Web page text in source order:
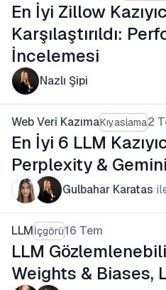
En İyi Zillow
Karşılaştırıldı:
İncelemesi
Nazlı Şipi
Web Veri KazımaKıyaslama2
En İyi 6 LLM
Perplexity & Gemini
Gulbahar Karatas
LLMİçgörü16 Tem
LLM
Weights & Biases,